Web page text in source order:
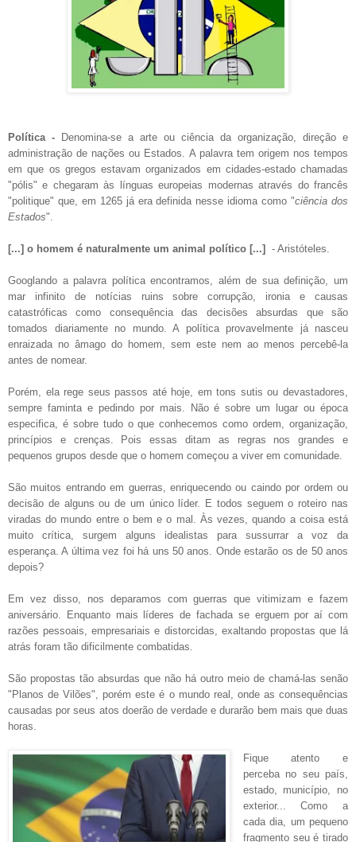
Política - Denomina-se a arte ou ciência da organização, direção e
administração de nações ou Estados. A palavra tem origem nos tempos
em que os gregos estavam organizados em cidades-estado chamadas
"pólis" e chegaram às línguas europeias modernas através do francês
"politique" que, em 1265 já era definida nesse idioma como "ciência dos
Estados".
[...] o homem é naturalmente um animal político [...] - Aristóteles.
Googlando a palavra política encontramos, além de sua definição, um
mar infinito de notícias ruins sobre corrupção, ironia e causas
catastróficas como consequência das decisões absurdas que são
tomados diariamente no mundo. A política provavelmente já nasceu
enraizada no âmago do homem, sem este nem ao menos percebê-la
antes de nomear.
Porém, ela rege seus passos até hoje, em tons sutis ou devastadores,
sempre faminta e pedindo por mais. Não é sobre um lugar ou época
especifica, é sobre tudo o que conhecemos como ordem, organização,
princípios e crenças. Pois essas ditam as regras nos grandes e
pequenos grupos desde que o homem começou a viver em comunidade.
São muitos entrando em guerras, enriquecendo ou caindo por ordem ou
decisão de alguns ou de um único líder. E todos seguem o roteiro nas
viradas do mundo entre o bem e o mal. Às vezes, quando a coisa está
muito crítica, surgem alguns idealistas para sussurrar a voz da
esperança. A última vez foi há uns 50 anos. Onde estarão os de 50 anos
depois?
Em vez disso, nos deparamos com guerras que vitimizam e fazem
aniversário. Enquanto mais líderes de fachada se erguem por aí com
razões pessoais, empresariais e distorcidas, exaltando propostas que lá
atrás foram tão dificilmente combatidas.
São propostas tão absurdas que não há outro meio de chamá-las senão
"Planos de Vilões", porém este é o mundo real, onde as consequências
causadas por seus atos doerão de verdade e durarão bem mais que duas
horas.
Fique atento e
perceba no seu país,
estado, município, no
exterior... Como a
cada dia, um pequeno
fragmento seu é tirado